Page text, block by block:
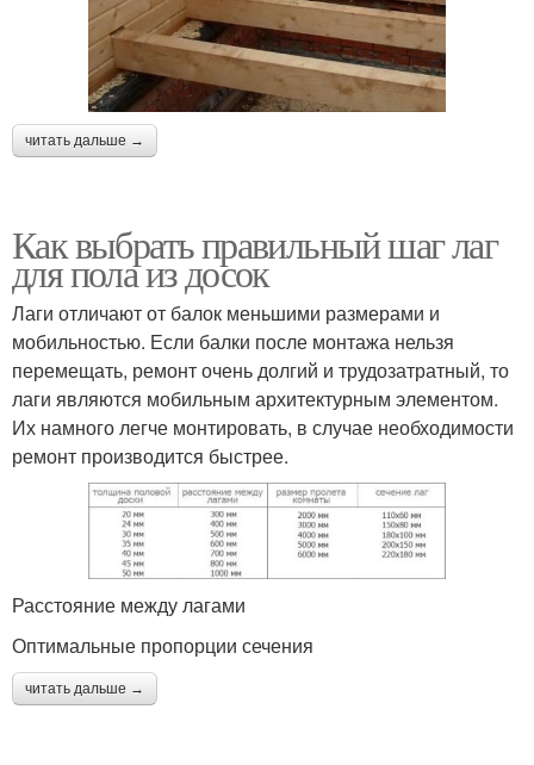
читать дальше →
Как выбрать правильный шаг лаг
для пола из досок
Лаги отличают от балок меньшими размерами и
мобильностью. Если балки после монтажа нельзя
перемещать, ремонт очень долгий и трудозатратный, то
лаги являются мобильным архитектурным элементом.
Их намного легче монтировать, в случае необходимости
ремонт производится быстрее.
Расстояние между лагами
Оптимальные пропорции сечения
читать дальше →